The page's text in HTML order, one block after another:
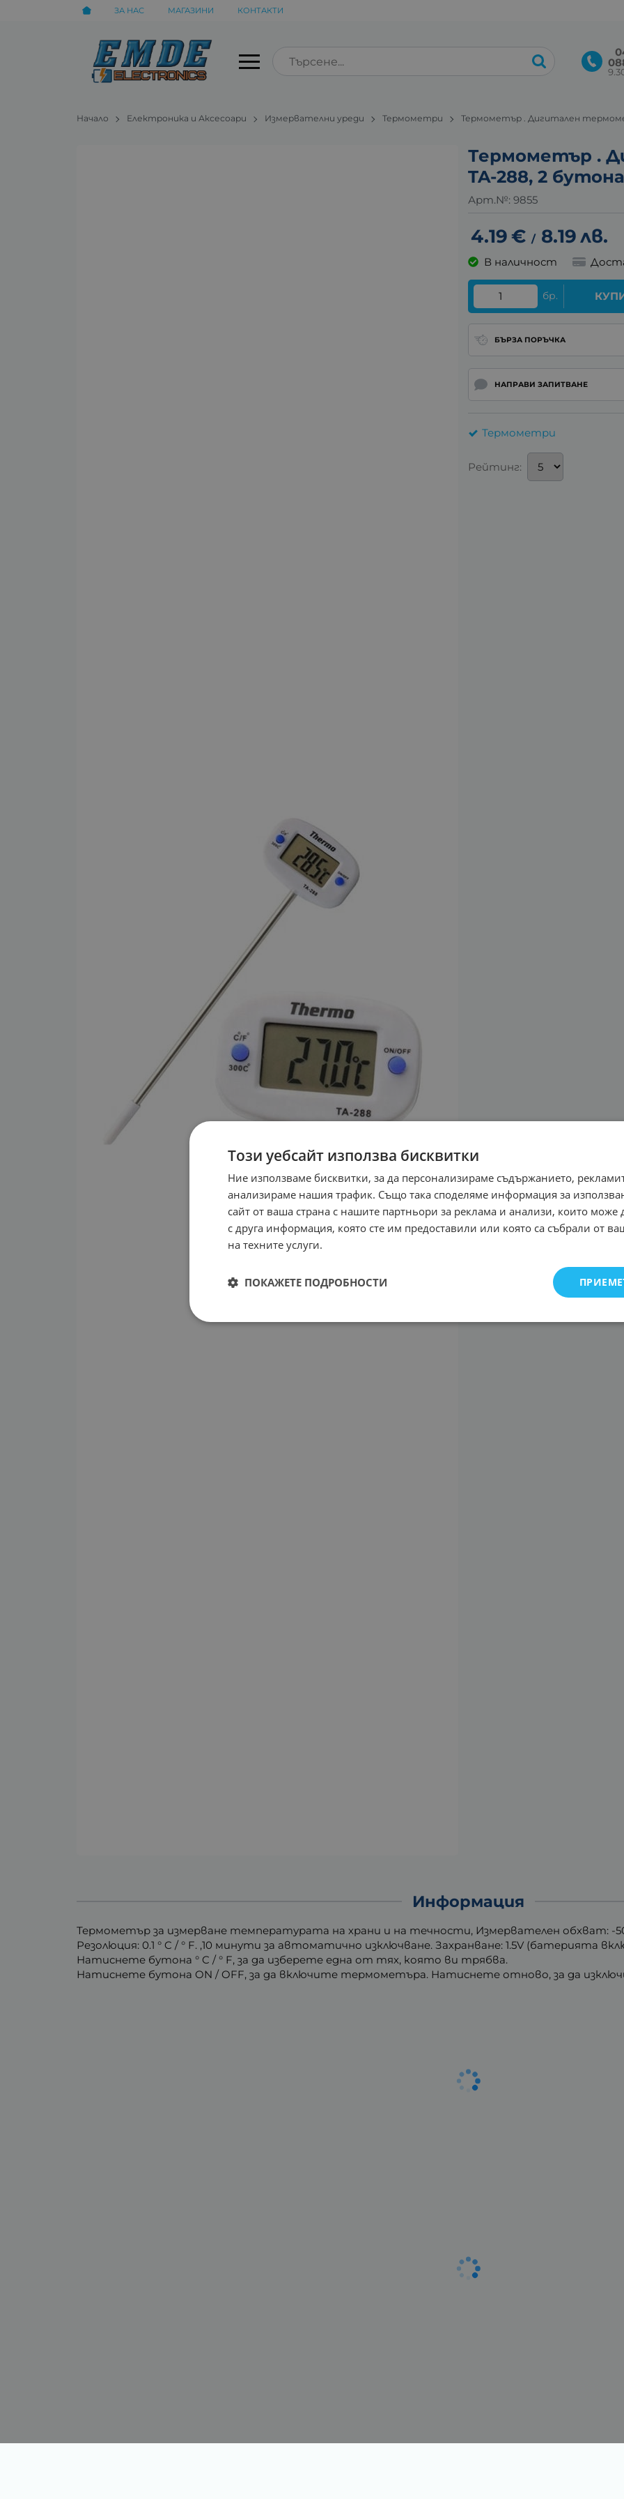
ЗА НАС МАГАЗИНИ КОНТАКТИ
Начало Електроника и Аксесоари Измервателни уреди Термометри Термометър . Дигитален
Термометър .
TA-288, 2
Арт.№: 9855
4.19€ / 8.19лв.
В наличност
бр.
БЪРЗА ПОРЪЧКА
НАПРАВИ ЗАПИТВАНЕ
Термометри
Рейтинг:
Информация
Термометър за измерване температурата на храни и на течности, Измервателен обхват: -50 °
Резолюция: 0.1 ° C / ° F. ,10 минути за автоматично изключване. Захранване: 1.5V (батерията
Натиснете бутона ° C / ° F, за да изберете една от тях, която ви трябва.
Натиснете бутона ON / OFF, за да включите термометъра. Натиснете отново, за да
Този уебсайт използва бисквитки
Ние използваме бисквитки, за да персонализираме съдържанието,
анализираме нашия трафик. Също така споделяме информация за
сайт от ваша страна с нашите партньори за реклама и анализи, които може
с друга информация, която сте им предоставили или която са събрали от
на техните услуги.
ПОКАЖЕТЕ ПОДРОБНОСТИ